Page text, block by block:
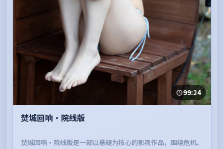
99:24
焚城回响·院线版
焚城回响·院线版是一部以悬疑为核心的影视作品，围绕危机、